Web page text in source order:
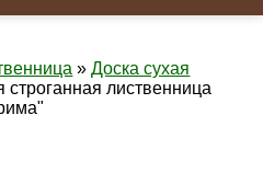
»Доска сухая
строганная лиственница